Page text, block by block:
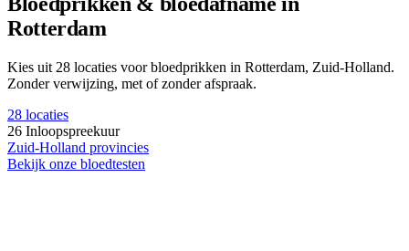
Rotterdam
Kies uit 28 locaties voor bloedprikken in Rotterdam, Zuid-Holland.
Zonder verwijzing, met of zonder afspraak.
28 locaties
26 Inloopspreekuur
Zuid-Holland provincies
Bekijk onze bloedtesten